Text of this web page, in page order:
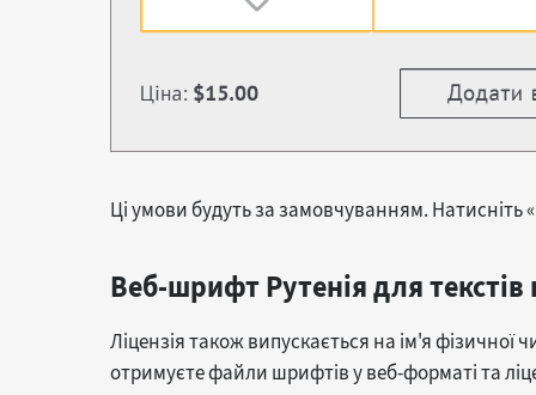
Ці умови будуть за замовчуванням.
Веб-шрифт Рутенія для текстів
Ліцензія також випускається на ім'я
отримуєте файли шрифтів у веб-форматі та